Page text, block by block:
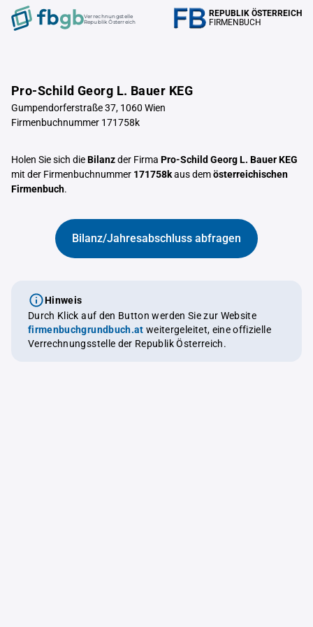
Verrechnungstelle
Republik Österreich
REPUBLIK ÖSTERREICH
FIRMENBUCH
Pro-Schild Georg L. Bauer KEG
Gumpendorferstraße 37, 1060 Wien
Firmenbuchnummer 171758k
Holen Sie sich dieBilanzder Firma Pro-Schild Georg L. Bauer KEG
mit der Firmenbuchnummer 171758kaus demösterreichischen
Firmenbuch.
Bilanz/Jahresabschluss abfragen
Hinweis
Durch Klick auf den Button werden Sie zur Website
firmenbuchgrundbuch.at weitergeleitet, eine offizielle
Verrechnungsstelle der Republik Österreich.